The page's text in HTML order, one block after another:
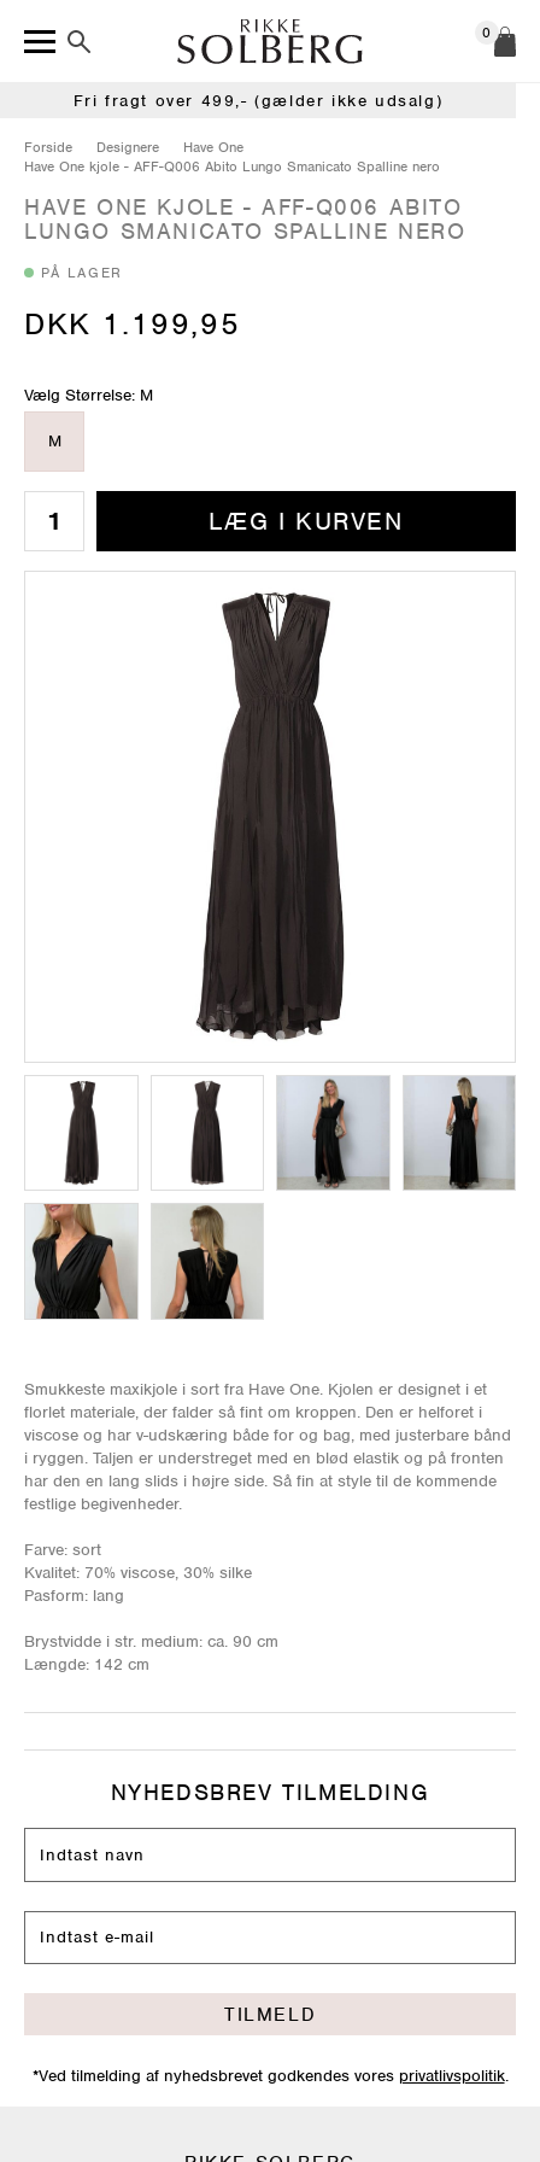
0
Fri fragt over 499,- (gælder ikke udsalg)
Forside Designere
Have One
Have One kjole - AFF-Q006 Abito Lungo Smanicato Spalline nero
HAVE ONE KJOLE - AFF-Q006 ABITO
LUNGO SMANICATO SPALLINE NERO
PÅ LAGER
DKK 1.199,95
Vælg Størrelse: M
M
LÆG I KURVEN
Smukkeste maxikjole i sort fra Have One. Kjolen er designet i et
florlet materiale, der falder så fint om kroppen. Den er helforet i
viscose og har v-udskæring både for og bag, med justerbare bånd
i ryggen. Taljen er understreget med en blød elastik og på fronten
har den en lang slids i højre side. Så fin at style til de kommende
festlige begivenheder.
Farve: sort
Kvalitet: 70% viscose, 30% silke
Pasform: lang
Brystvidde i str. medium: ca. 90 cm
Længde: 142 cm
NYHEDSBREV TILMELDING
TILMELD
*Ved tilmelding af nyhedsbrevet godkendes vores privatlivspolitik.